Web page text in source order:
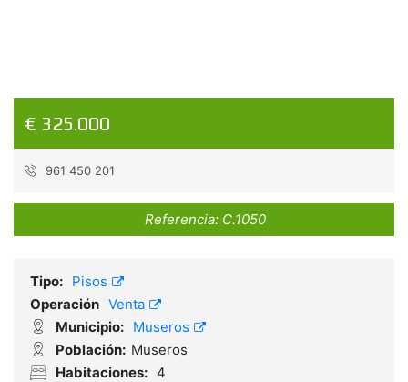
€ 325.000
961 450 201
Referencia: C.1050
Tipo: Pisos
Operación Venta
Municipio: Museros
Población: Museros
Habitaciones: 4